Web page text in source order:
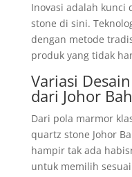
Inovasi adalah kunci
stone di sini.
dengan metode
produk yang tidak
Variasi
dari Johor
Dari pola marmor
quartz stone Johor
hampir tak ada
untuk memilih